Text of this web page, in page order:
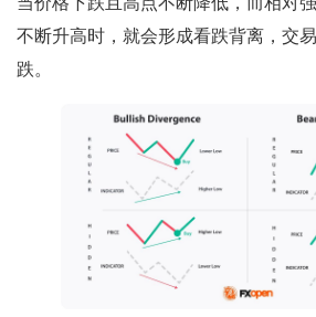
不断升高时，就会形成看跌背离，交
跌。